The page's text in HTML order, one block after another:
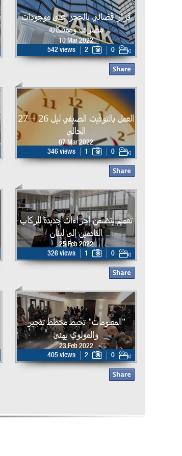
قرار قضائي بالحجز على موجودات
مصرف وممتلكاته
10 Mar 2022
542 views
2 0
العمل بالتوقيت الصيفي ليل 26 – 27
الحالي
07 Mar 2022
346 views
1 0
تعميم يتضمن إجراءات جديدة للركاب
القادمين إلى لبنان
25 Feb 2022
326 views
1 0
"المعلومات" تحبط مخطط تفجير
والمولوي يهنئ
23 Feb 2022
405 views
2 0